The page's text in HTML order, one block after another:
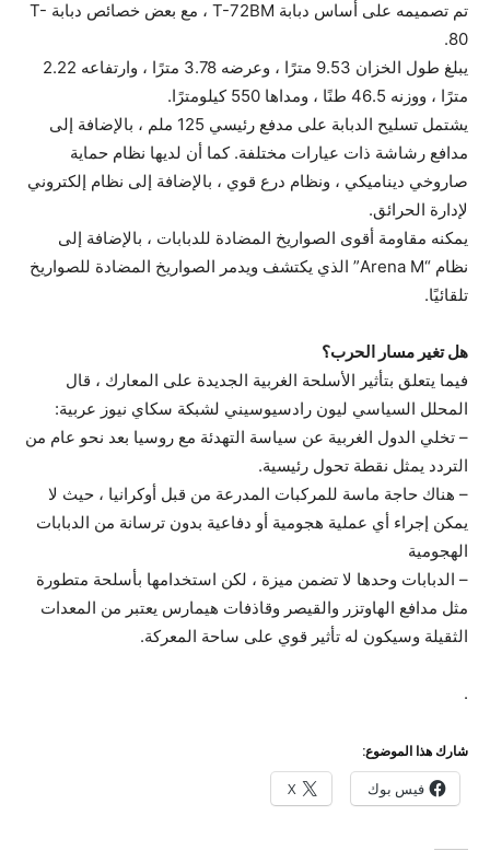
تم تصميمه على أساس دبابة T-72BM ، مع بعض خصائص دبابة T-
80.
يبلغ طول الخزان 9.53 مترًا ، وعرضه 3.78 مترًا ، وارتفاعه 2.22
مترًا ، ووزنه 46.5 طنًا ، ومداها 550 كيلومترًا.
يشتمل تسليح الدبابة على مدفع رئيسي 125 ملم ، بالإضافة إلى
مدافع رشاشة ذات عيارات مختلفة. كما أن لديها نظام حماية
صاروخي ديناميكي ، ونظام درع قوي ، بالإضافة إلى نظام إلكتروني
لإدارة الحرائق.
يمكنه مقاومة أقوى الصواريخ المضادة للدبابات ، بالإضافة إلى
نظام “Arena M” الذي يكتشف ويدمر الصواريخ المضادة للصواريخ
تلقائيًا.
هل تغير مسار الحرب؟
فيما يتعلق بتأثير الأسلحة الغربية الجديدة على المعارك ، قال
المحلل السياسي ليون رادسيوسيني لشبكة سكاي نيوز عربية:
– تخلي الدول الغربية عن سياسة التهدئة مع روسيا بعد نحو عام من
التردد يمثل نقطة تحول رئيسية.
– هناك حاجة ماسة للمركبات المدرعة من قبل أوكرانيا ، حيث لا
يمكن إجراء أي عملية هجومية أو دفاعية بدون ترسانة من الدبابات
الهجومية
– الدبابات وحدها لا تضمن ميزة ، لكن استخدامها بأسلحة متطورة
مثل مدافع الهاوتزر والقيصر وقاذفات هيمارس يعتبر من المعدات
الثقيلة وسيكون له تأثير قوي على ساحة المعركة.
.
شارك هذا الموضوع:
فيس بوك X